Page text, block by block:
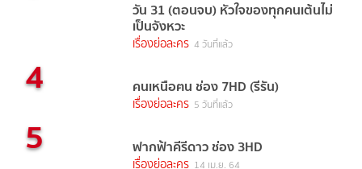
วัน 31 (ตอนจบ) หัวใจของทุกคนเต้นไม่
เป็นจังหวะ
เรื่องย่อละคร 4 วันที่แล้ว
4 คนเหนือฅน ช่อง 7HD (รีรัน)
เรื่องย่อละคร 5 วันที่แล้ว
5 ฟากฟ้าคีรีดาว ช่อง 3HD
เรื่องย่อละคร 14 เม.ย. 64